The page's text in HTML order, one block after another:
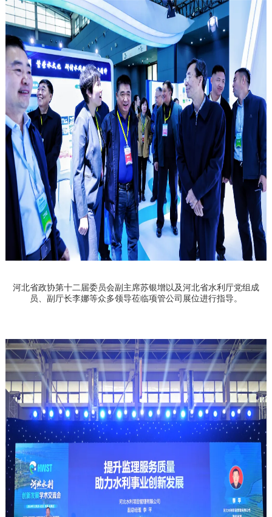
河北省政协第十二届委员会副主席苏银增以及河北省水利厅党组成
员、 副厅长李娜等众多领导莅临项管公司展位进行指导。